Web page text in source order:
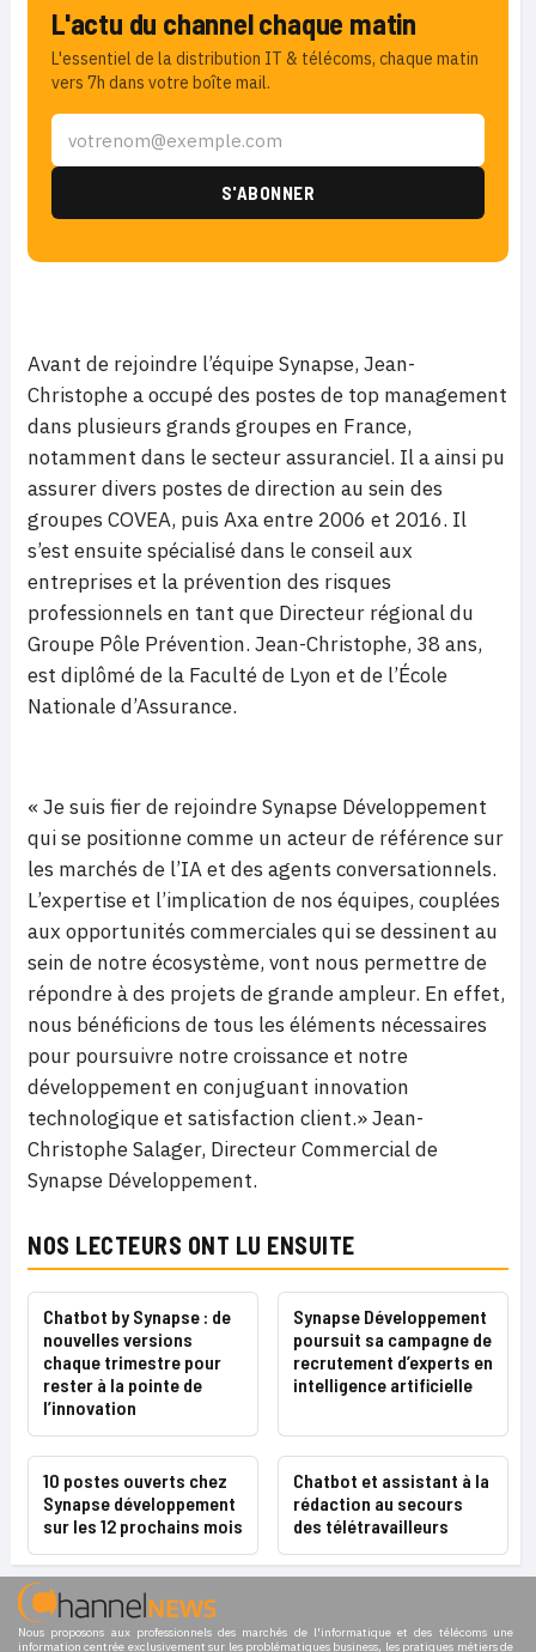
L'actu du channel chaque matin
L'essentiel de la distribution IT & télécoms, chaque matin
vers 7h dans votre boîte mail.
Avant de rejoindre l’équipe Synapse, Jean-
Christophe a occupé des postes de top management
dans plusieurs grands groupes en France,
notamment dans le secteur assuranciel. Il a ainsi pu
assurer divers postes de direction au sein des
groupes COVEA, puis Axa entre 2006 et 2016. Il
s’est ensuite spécialisé dans le conseil aux
entreprises et la prévention des risques
professionnels en tant que Directeur régional du
Groupe Pôle Prévention. Jean-Christophe, 38 ans,
est diplômé de la Faculté de Lyon et de l’École
Nationale d’Assurance.
« Je suis fier de rejoindre Synapse Développement
qui se positionne comme un acteur de référence sur
les marchés de l’IA et des agents conversationnels.
L’expertise et l’implication de nos équipes, couplées
aux opportunités commerciales qui se dessinent au
sein de notre écosystème, vont nous permettre de
répondre à des projets de grande ampleur. En effet,
nous bénéficions de tous les éléments nécessaires
pour poursuivre notre croissance et notre
développement en conjuguant innovation
technologique et satisfaction client.» Jean-
Christophe Salager, Directeur Commercial de
Synapse Développement.
NOS LECTEURS ONT LU ENSUITE
Chatbot by Synapse : de
nouvelles versions
chaque trimestre pour
rester à la pointe de
l’innovation
Synapse Développement
poursuit sa campagne de
recrutement d’experts en
intelligence artificielle
10 postes ouverts chez
Synapse développement
sur les 12 prochains mois
Chatbot et assistant à la
rédaction au secours
des télétravailleurs
Nous proposons aux professionnels des marchés de l'informatique et des télécoms une
information centrée exclusivement sur les problématiques business, les pratiques métiers de